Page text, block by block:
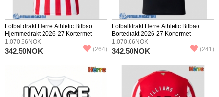
Fotballdrakt Herre Athletic Bilbao
Hjemmedrakt 2026-27 Kortermet
1.070.66NOK
342.50NOK (264)
Fotballdrakt Herre Athletic Bilbao
Bortedrakt 2026-27 Kortermet
1.070.66NOK
342.50NOK (241)